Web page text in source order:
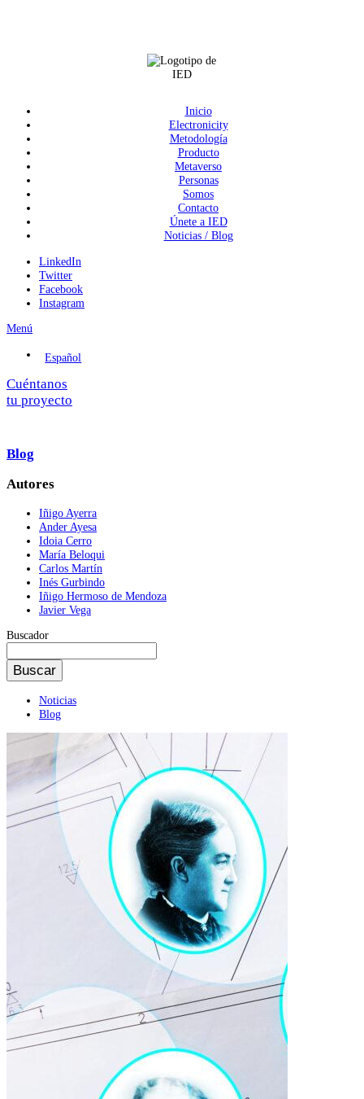
Inicio
Electronicity
Metodología
Producto
Metaverso
Personas
Somos
Contacto
Únete a IED
Noticias / Blog
LinkedIn
Twitter
Facebook
Instagram
Menú
Español
Cuéntanos
tu proyecto
Blog
Autores
Iñigo Ayerra
Ander Ayesa
Idoia Cerro
María Beloqui
Carlos Martín
Inés Gurbindo
Iñigo Hermoso de Mendoza
Javier Vega
Buscador
Noticias
Blog